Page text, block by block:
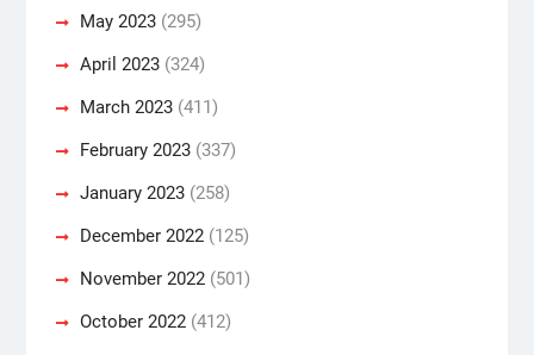
May 2023(295)
April 2023(324)
March 2023(411)
February 2023(337)
January 2023(258)
December 2022(125)
November 2022(501)
October 2022(412)